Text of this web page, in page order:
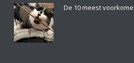
De 10 meest